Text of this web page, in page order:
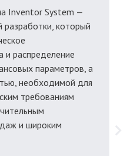
Inventor System —
разработки, который
и распределение
параметров, а
необходимой для
требованиям
и широким